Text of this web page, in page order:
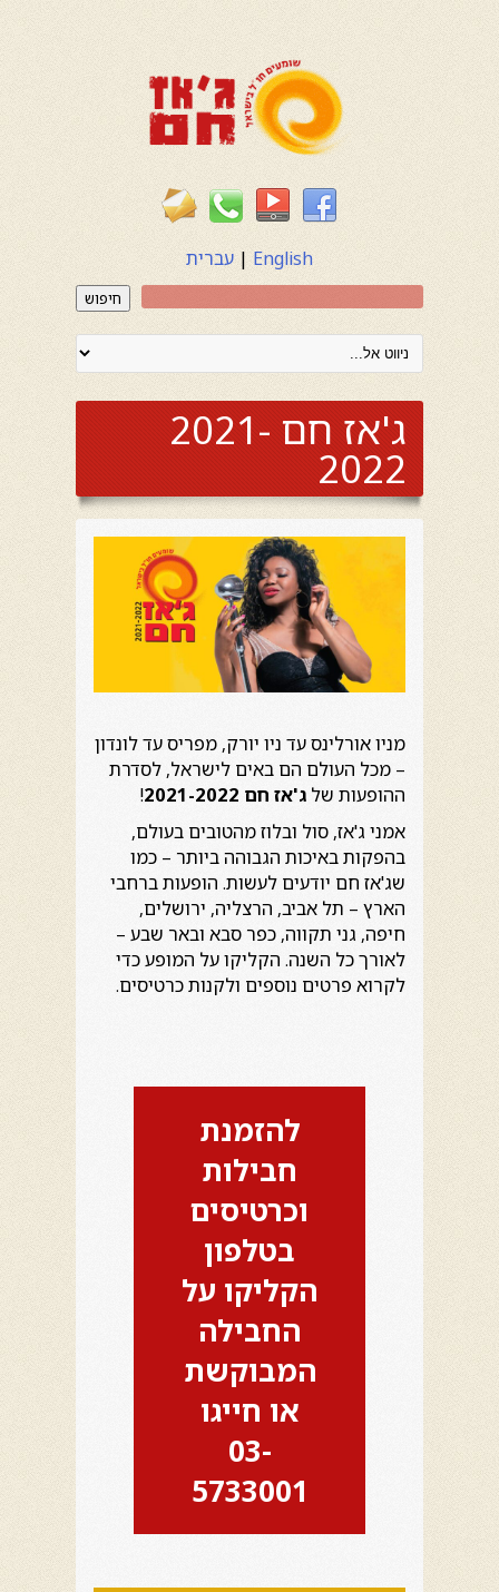
English
| עברית
חיפוש
ג'אז חם 2021-
2022
מניו אורלינס עד ניו יורק, מפריס עד לונדון
– מכל העולם הם באים לישראל, לסדרת
ההופעות של ג'אז חם 2021-2022
!
אמני ג'אז, סול ובלוז מהטובים בעולם,
בהפקות באיכות הגבוהה ביותר – כמו
שג'אז חם יודעים לעשות. הופעות ברחבי
הארץ – תל אביב, הרצליה, ירושלים,
חיפה, גני תקווה, כפר סבא ובאר שבע –
לאורך כל השנה. הקליקו על המופע כדי
לקרוא פרטים נוספים ולקנות כרטיסים.
להזמנת
חבילות
וכרטיסים
בטלפון
הקליקו על
החבילה
המבוקשת
או חייגו
03-
5733001